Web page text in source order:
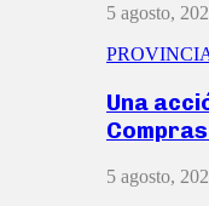
5 agosto,
Una
5 agosto,